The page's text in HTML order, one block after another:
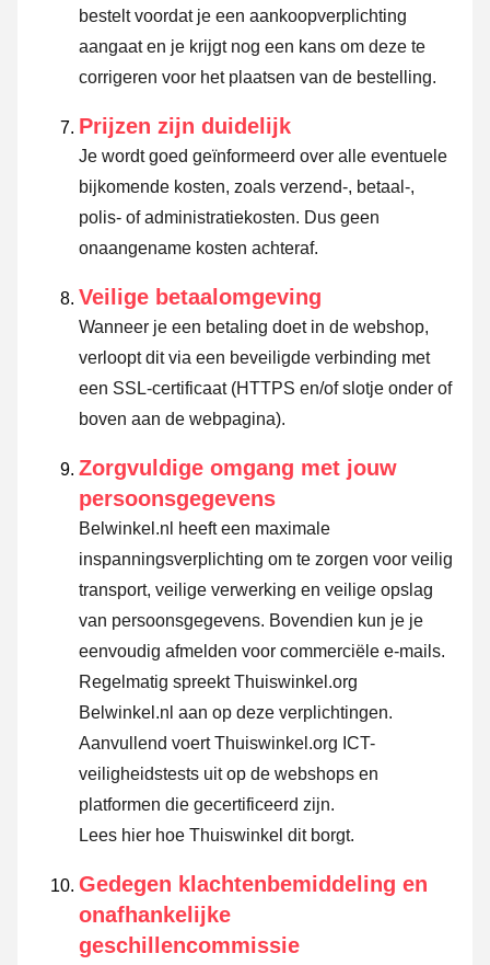
bestelt voordat je een aankoopverplichting
aangaat en je krijgt nog een kans om deze te
corrigeren voor het plaatsen van de bestelling.
Prijzen zijn duidelijk
Je wordt goed geïnformeerd over alle eventuele
bijkomende kosten, zoals verzend-, betaal-,
polis- of administratiekosten. Dus geen
onaangename kosten achteraf.
Veilige betaalomgeving
Wanneer je een betaling doet in de webshop,
verloopt dit via een beveiligde verbinding met
een SSL-certificaat (HTTPS en/of slotje onder of
boven aan de webpagina).
Zorgvuldige omgang met jouw
persoonsgegevens
Belwinkel.nl heeft een maximale
inspanningsverplichting om te zorgen voor veilig
transport, veilige verwerking en veilige opslag
van persoonsgegevens. Bovendien kun je je
eenvoudig afmelden voor commerciële e-mails.
Regelmatig spreekt Thuiswinkel.org
Belwinkel.nl aan op deze verplichtingen.
Aanvullend voert Thuiswinkel.org ICT-
veiligheidstests uit op de webshops en
platformen die gecertificeerd zijn.
Lees hier hoe Thuiswinkel dit borgt.
Gedegen klachtenbemiddeling en
onafhankelijke
geschillencommissie